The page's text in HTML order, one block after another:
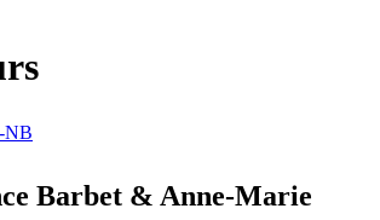
Barbet & Anne-Marie